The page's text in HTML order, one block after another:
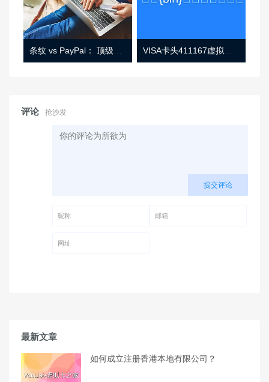
条纹 vs PayPal： 顶级功能， 定价 （和更多！ VISA卡头411167虚拟卡基础信息
评论 抢沙发
提交评论
最新文章
如何成立注册香港本地有限公司？